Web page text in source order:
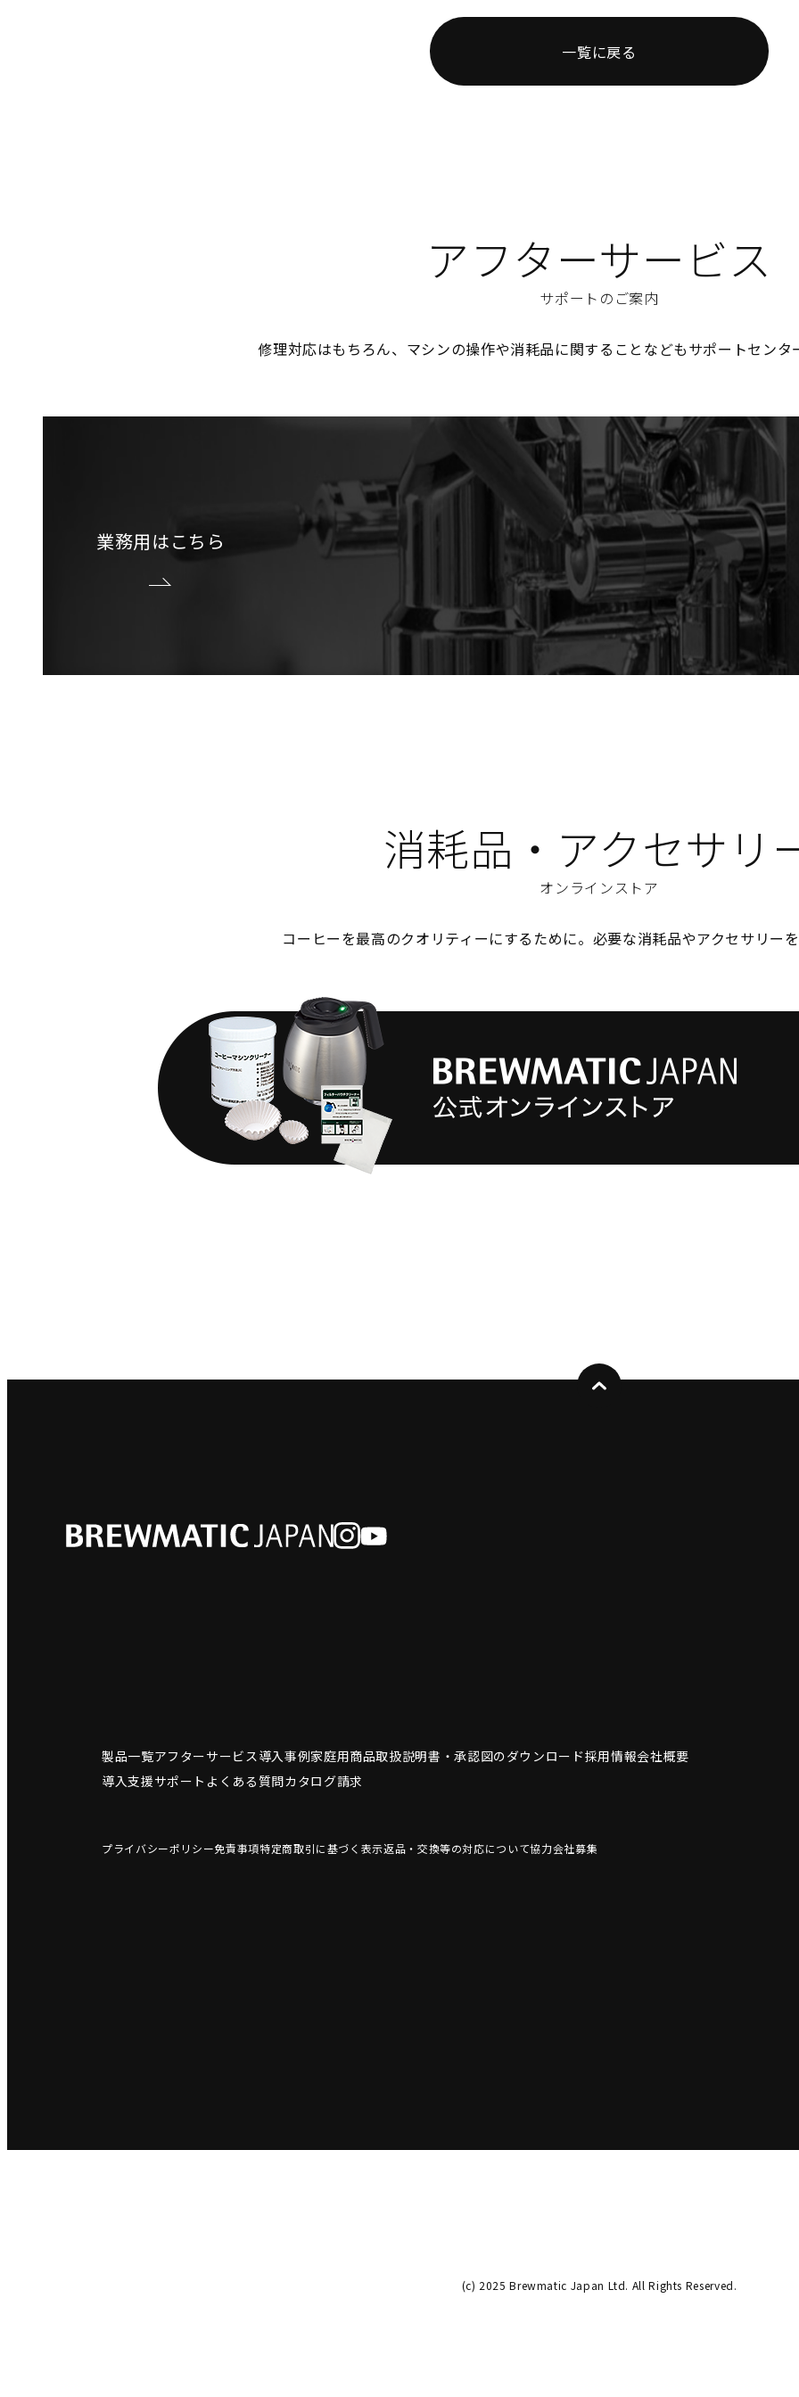
一覧に戻る
アフターサービス
サポートのご案内
修理対応はもちろん、マシンの操作や消耗品に関することなどもサポートセンタ
業務用はこちら
消耗品・アクセサリ
オンラインストア
コーヒーを最高のクオリティーにするために。必要な消耗品やアクセサリーを
製品一覧アフターサービス導入事例家庭用商品取扱説明書・承認図のダウンロード採用情報会社概要
導入支援サポート よくある質問カタログ請求
プライバシーポリシー免責事項特定商取引に基づく表示返品・交換等の対応について協力会社募集
(c) 2025 Brewmatic Japan Ltd. All Rights Reserved.